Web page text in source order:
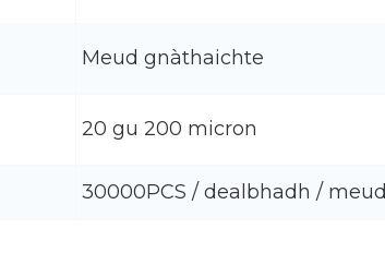
Meud gnàthaichte
20 gu 200 micron
30000PCS / dealbhadh / meud